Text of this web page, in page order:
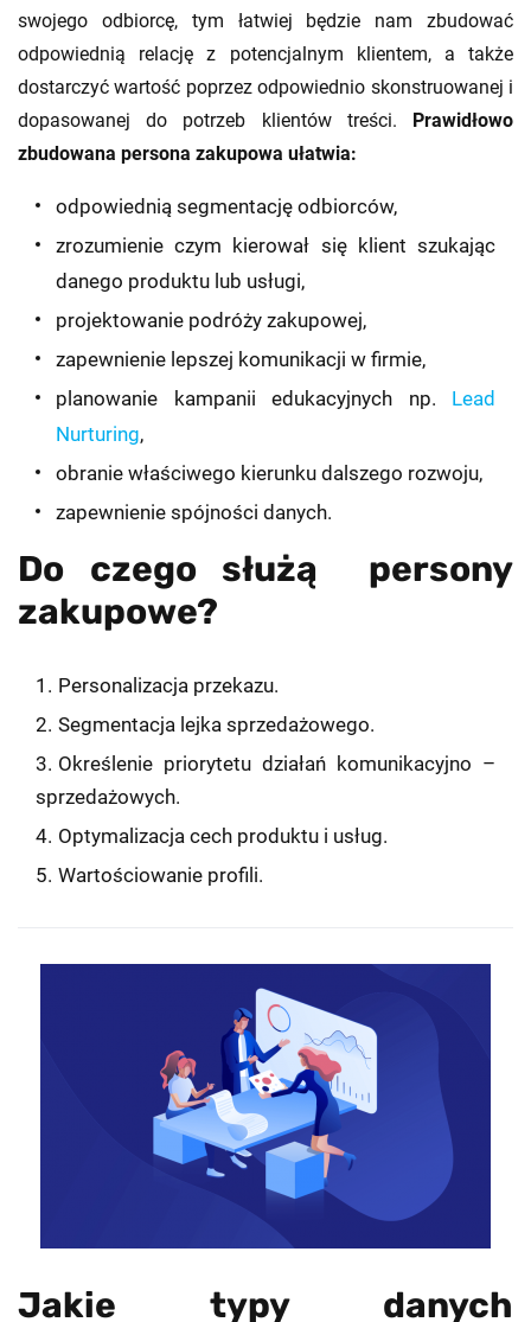
swojego odbiorcę, tym łatwiej będzie nam zbudować
odpowiednią relację z potencjalnym klientem, a także
dostarczyć wartość poprzez odpowiednio skonstruowanej i
dopasowanej do potrzeb klientów treści. Prawidłowo
zbudowana persona zakupowa ułatwia:
odpowiednią segmentację odbiorców,
zrozumienie czym kierował się klient szukając
danego produktu lub usługi,
projektowanie podróży zakupowej,
zapewnienie lepszej komunikacji w firmie,
planowanie kampanii edukacyjnych np. Lead
Nurturing,
obranie właściwego kierunku dalszego rozwoju,
zapewnienie spójności danych.
Do czego służą persony
zakupowe?
Personalizacja przekazu.
Segmentacja lejka sprzedażowego.
Określenie priorytetu działań komunikacyjno –
sprzedażowych.
Optymalizacja cech produktu i usług.
Wartościowanie profili.
Jakie typy danych